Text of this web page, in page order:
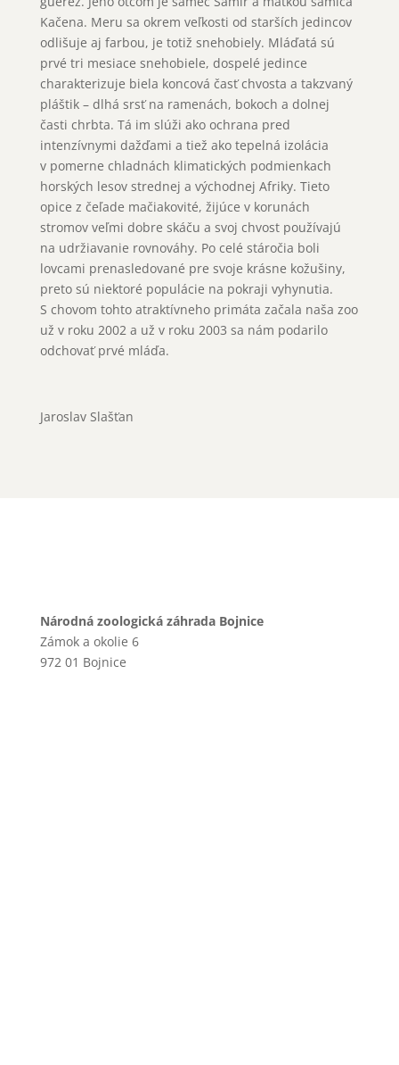
Kačena. Meru sa okrem veľkosti od starších jedincov
odlišuje aj farbou, je totiž snehobiely. Mláďatá sú
prvé tri mesiace snehobiele, dospelé jedince
charakterizuje biela koncová časť chvosta a takzvaný
pláštik – dlhá srsť na ramenách, bokoch a dolnej
časti chrbta. Tá im slúži ako ochrana pred
intenzívnymi dažďami a tiež ako tepelná izolácia
v pomerne chladnách klimatických podmienkach
horských lesov strednej a východnej Afriky. Tieto
opice z čeľade mačiakovité, žijúce v korunách
stromov veľmi dobre skáču a svoj chvost používajú
na udržiavanie rovnováhy. Po celé stáročia boli
lovcami prenasledované pre svoje krásne kožušiny,
preto sú niektoré populácie na pokraji vyhynutia.
S chovom tohto atraktívneho primáta začala naša zoo
už v roku 2002 a už v roku 2003 sa nám podarilo
odchovať prvé mláďa.
Jaroslav Slašťan
Národná zoologická záhrada Bojnice
Zámok a okolie 6
972 01 Bojnice